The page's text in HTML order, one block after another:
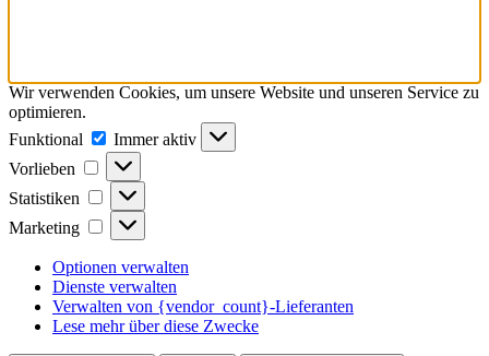
Wir verwenden Cookies, um unsere Website und unseren Service zu
optimieren.
Funktional
Funktional
Immer aktiv
Vorlieben
Vorlieben
Statistiken Statistiken
Marketing Marketing
Optionen verwalten
Dienste verwalten
Verwalten von {vendor_count}-Lieferanten
Lese mehr über diese Zwecke